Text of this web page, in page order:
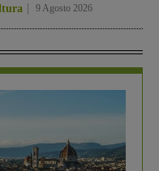
9 Agosto 2026